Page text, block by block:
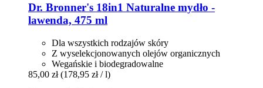
Dr. Bronner's 18in1 Naturalne mydło -​
lawenda, 475 ml
Dla wszystkich rodzajów skóry
Z wyselekcjonowanych olejów organicznych
Wegańskie i biodegradowalne
85,00 zł (178,95 zł / l)